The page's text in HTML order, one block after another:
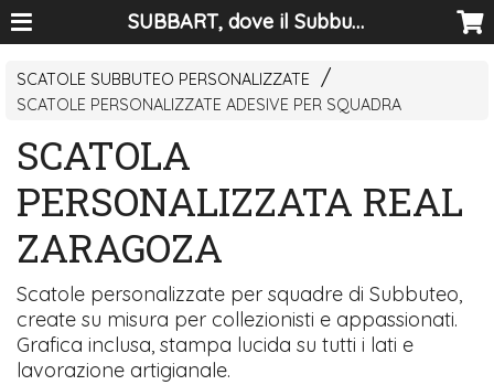
SUBBART, dove il Subbuteo diventa arte
SCATOLE SUBBUTEO PERSONALIZZATE
SCATOLE PERSONALIZZATE ADESIVE PER SQUADRA
SCATOLA
PERSONALIZZATA REAL
ZARAGOZA
Scatole personalizzate per squadre di Subbuteo,
create su misura per collezionisti e appassionati.
Grafica inclusa, stampa lucida su tutti i lati e
lavorazione artigianale.